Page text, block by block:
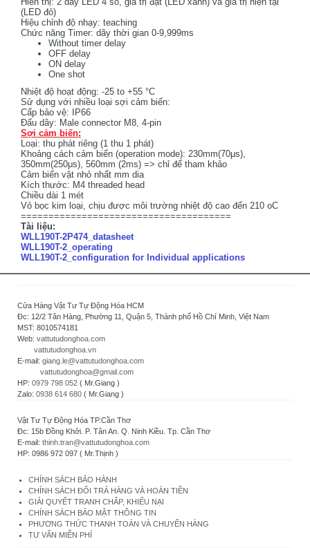
(LED đỏ)
Hiệu chỉnh độ nhạy: teaching
Chức năng Timer: dãy thời gian 0-9,999ms
Without timer delay
OFF delay
ON delay
One shot
Nhiệt độ hoạt động: -25 to +55 °C
Sử dụng với nhiều loại sợi cảm biến:
Cấp bảo vệ: IP66
Đấu dây: Male connector M8, 4-pin
Sợi cảm biến:
Loại: thu phát riêng (1 thu 1 phát)
Khoảng cách cảm biến (operation mode): 230mm(70μs),
350mm(250μs), 560mm (2ms) => chỉ để tham khảo
Cảm biến vật nhỏ nhất mm dia
Kích thước: M4 threaded head
Chiều dài 1 mét
Vỏ bọc kim loại, chịu được môi trường nhiệt độ cao đến 210 oC
======================================
Tài liệu:
WLL190T-2P474_datasheet
WLL190T-2_operating
WLL190T-2_configuration for Individual applications
Cửa Hàng Vật Tư Tự Động Hóa HCM
Đc: 12/2 Tân Hàng, Phường 11, Quận 5, Thành phố Hồ Chí Minh, Việt Nam
MST: 8010574181
Web: vattutudonghoa.com
vattutudonghoa.vn
E-mail: giang.le@vattutudonghoa.com
vattutudonghoa@gmail.com
HP: 0979 798 052 ( Mr.Giang )
Zalo: 0938 614 680 ( Mr.Giang )
Vật Tư Tự Động Hóa TP.Cần Thơ
Đc: 15b Đồng Khởi. P. Tân An. Q. Ninh Kiều. Tp. Cần Thơ
E-mail: thinh.tran@vattutudonghoa.com
HP: 0986 972 097 ( Mr.Thịnh )
CHÍNH SÁCH BẢO HÀNH
CHÍNH SÁCH ĐỔI TRẢ HÀNG VÀ HOÀN TIỀN
GIẢI QUYẾT TRANH CHẤP, KHIẾU NẠI
CHÍNH SÁCH BẢO MẬT THÔNG TIN
PHƯƠNG THỨC THANH TOÁN VÀ CHUYỂN HÀNG
TƯ VẤN MIỄN PHÍ